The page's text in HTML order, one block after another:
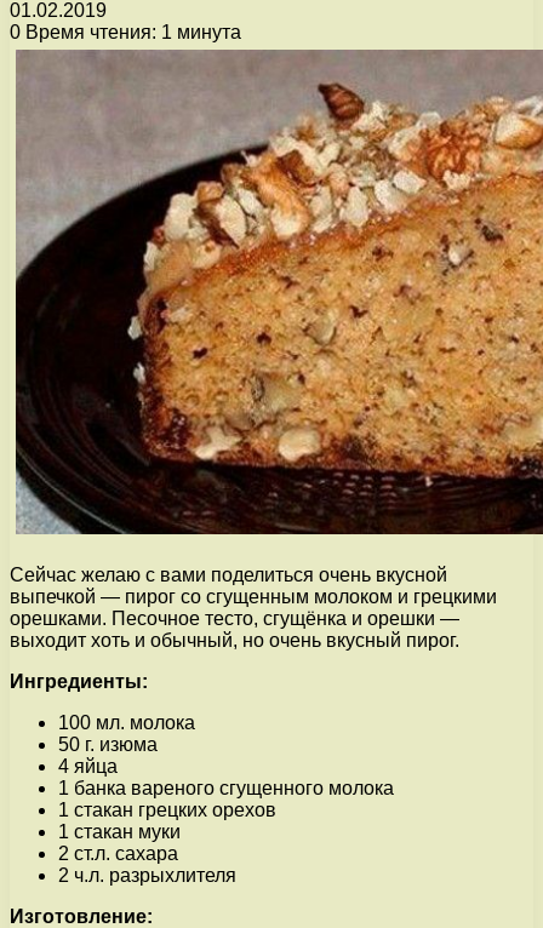
01.02.2019
0 Время чтения: 1 минута
Сейчас желаю с вами поделиться очень вкусной
выпечкой — пирог со сгущенным молоком и грецкими
орешками. Песочное тесто, сгущёнка и орешки —
выходит хоть и обычный, но очень вкусный пирог.
Ингредиенты:
100 мл. молока
50 г. изюма
4 яйца
1 банка вареного сгущенного молока
1 стакан грецких орехов
1 стакан муки
2 ст.л. сахара
2 ч.л. разрыхлителя
Изготовление: